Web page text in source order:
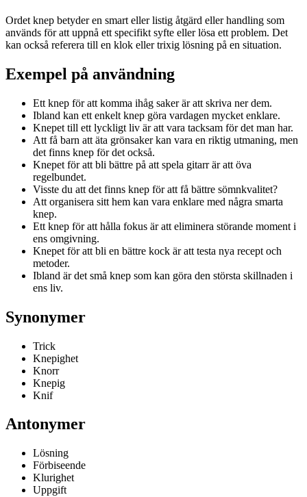
Ordet knep betyder en smart eller listig åtgärd eller handling som
används för att uppnå ett specifikt syfte eller lösa ett problem. Det
kan också referera till en klok eller trixig lösning på en situation.
Exempel på användning
Ett knep för att komma ihåg saker är att skriva ner dem.
Ibland kan ett enkelt knep göra vardagen mycket enklare.
Knepet till ett lyckligt liv är att vara tacksam för det man har.
Att få barn att äta grönsaker kan vara en riktig utmaning, men
det finns knep för det också.
Knepet för att bli bättre på att spela gitarr är att öva
regelbundet.
Visste du att det finns knep för att få bättre sömnkvalitet?
Att organisera sitt hem kan vara enklare med några smarta
knep.
Ett knep för att hålla fokus är att eliminera störande moment i
ens omgivning.
Knepet för att bli en bättre kock är att testa nya recept och
metoder.
Ibland är det små knep som kan göra den största skillnaden i
ens liv.
Synonymer
Trick
Knepighet
Knorr
Knepig
Knif
Antonymer
Lösning
Förbiseende
Klurighet
Uppgift